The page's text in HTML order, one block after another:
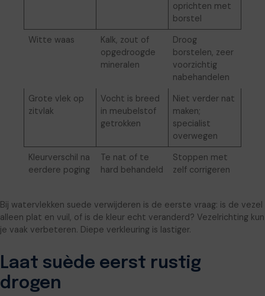
oprichten met
borstel
Witte waas
Kalk, zout of
opgedroogde
mineralen
Droog
borstelen, zeer
voorzichtig
nabehandelen
Grote vlek op
zitvlak
Vocht is breed
in meubelstof
getrokken
Niet verder nat
maken;
specialist
overwegen
Kleurverschil na
eerdere poging
Te nat of te
hard behandeld
Stoppen met
zelf corrigeren
Bij watervlekken suede verwijderen is de eerste vraag: is de vezel
alleen plat en vuil, of is de kleur echt veranderd? Vezelrichting kun
je vaak verbeteren. Diepe verkleuring is lastiger.
Laat suède eerst rustig
drogen